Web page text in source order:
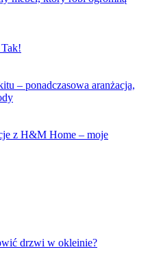
– ponadczasowa aranżacja,
z H&M Home – moje
drzwi w okleinie?